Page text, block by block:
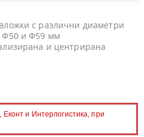
с различни диаметри
Ф50 и Ф59 мм
и центрирана
и Интерлогистика, при